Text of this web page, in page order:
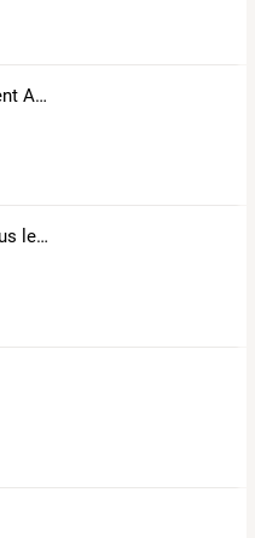
Photos de Laurent Asselin
Internaute de tous les pays...